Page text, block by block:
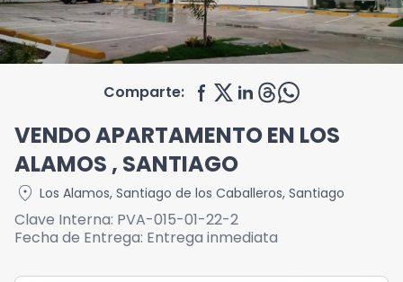
Comparte:
VENDO APARTAMENTO EN LOS
ALAMOS , SANTIAGO
location_on Los Alamos, Santiago de los Caballeros, Santiago
Clave Interna: PVA-015-01-22-2
Fecha de Entrega: Entrega inmediata